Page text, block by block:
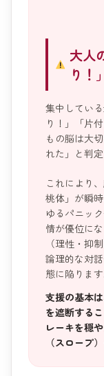
大人
り！
集中してい
り！」「片
もの脳は大
れた」と判定
これにより
桃体」が瞬
ゆるパニッ
情が優位に
（理性・抑
論理的な対
態に陥ります
支援の基本
を遮断する
レーキを穏
（スロープ